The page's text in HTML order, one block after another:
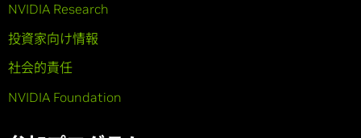
NVIDIA Research
投資家向け情報
社会的責任
NVIDIA Foundation